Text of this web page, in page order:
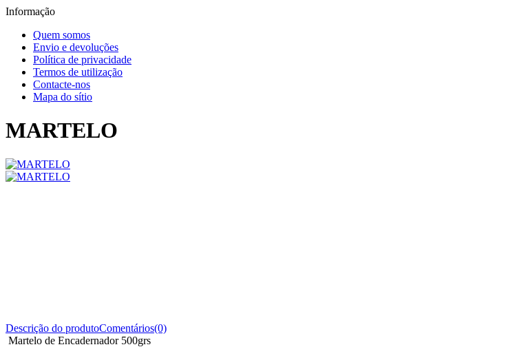
Informação
Quem somos
Envio e devoluções
Política de privacidade
Termos de utilização
Contacte-nos
Mapa do sítio
MARTELO
Descrição do produtoComentários(0)
Martelo de Encadernador 500grs